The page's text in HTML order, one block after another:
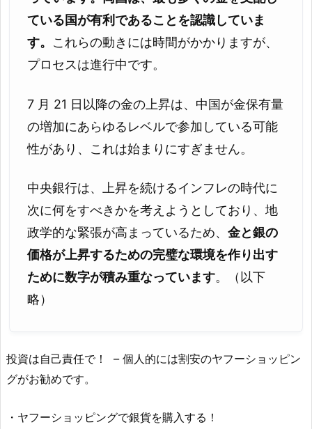
ている国が有利であることを認識していま
す。 これらの動きには時間がかかりますが、
プロセスは進行中です。
7 月 21 日以降の金の上昇は、中国が金保有量
の増加にあらゆるレベルで参加している可能
性があり、これは始まりにすぎません。
中央銀行は、上昇を続けるインフレの時代に
次に何をすべきかを考えようとしており、地
政学的な緊張が高まっているため、 金と銀の
価格が上昇するための完璧な環境を作り出す
ために数字が積み重なっています。（以下
略）
投資は自己責任で！ – 個人的には割安のヤフーショッピン
グがお勧めです。
・ヤフーショッピングで銀貨を購入する！